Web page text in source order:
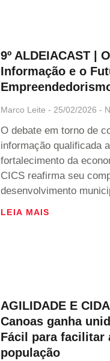
9º ALDEIACAST |
Informação e o
Marco Leite 25/02/2026
O debate em torno de
informação qualificada
fortalecimento da
CICS reafirma seu
desenvolvimento
LEIA MAIS
AGILIDADE E
Canoas ganha
Fácil para facilitar
população